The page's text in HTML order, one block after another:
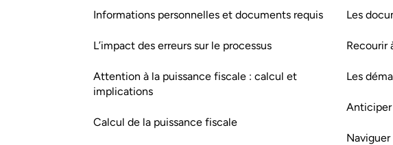
Informations personnelles et documents requis
L’impact des erreurs sur le processus
Attention à la puissance fiscale : calcul et
implications
Calcul de la puissance fiscale
Les
Recourir
Les
Anticiper